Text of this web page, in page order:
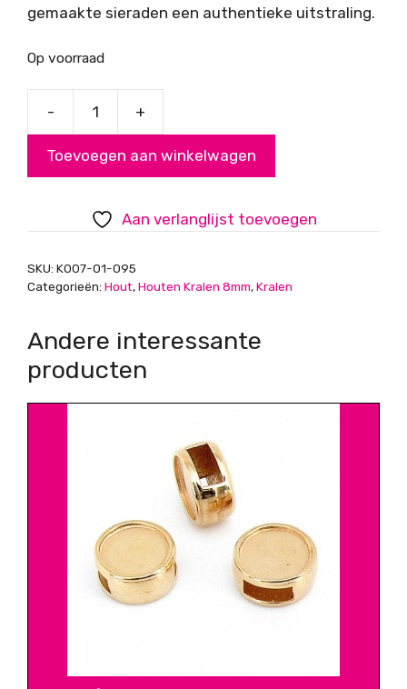
gemaakte sieraden een authentieke uitstraling.
Op voorraad
-
8mm
aantal
+
Toevoegen aan winkelwagen
Aan verlanglijst toevoegen
SKU: K007-01-095
Categorieën: Hout,Houten Kralen 8mm,Kralen
Andere interessante
producten